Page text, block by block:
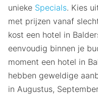
unieke Specials. Kies
met prijzen vanaf
kost een hotel in
eenvoudig binnen je
moment een hotel in
hebben geweldige
in Augustus,